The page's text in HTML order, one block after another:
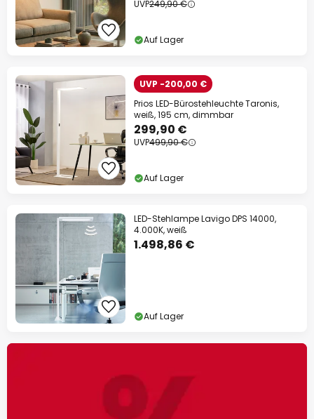
UVP249,90 €
Auf Lager
UVP -200,00 €
Prios LED-Bürostehleuchte Taronis,
weiß, 195 cm, dimmbar
299,90 €
UVP499,90 €
Auf Lager
LED-Stehlampe Lavigo DPS 14000,
4.000K, weiß
1.498,86 €
Auf Lager